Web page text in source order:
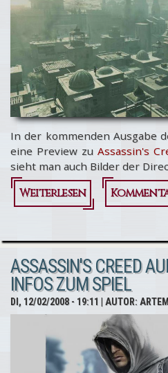
In der kommenden Ausgabe
eine Preview zu Assassin's
sieht man auch Bilder der
Weiterlesen
über
Creed
für PC:
Preview
in der
GameStar
04/08
ASSASSIN'S CREED
INFOS ZUM SPIEL
DI, 12/02/2008 - 19:11 | AUTOR: